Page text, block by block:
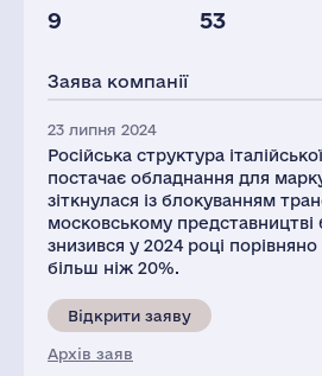
9 53
1
Заява компанії
23 липня 2024
Російська структура
постачає обладнання для
зіткнулася із блокуванням
московському представництві
знизився у 2024 році
більш ніж 20%.
Відкрити заяву
Архів заяв